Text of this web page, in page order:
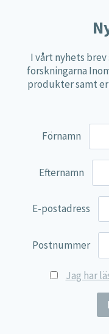
Övriga kosttillskott
100% Natural
Synergos
Reviva Nutrition
Svenska
I vårt nyhets brev
forskningarna
produkter samt
Förnamn
Efternamn
E-postadress
Postnummer
Jag har